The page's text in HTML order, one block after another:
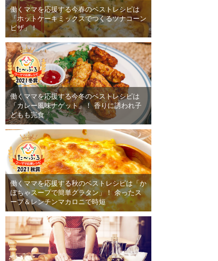
働くママを応援する今春のベストレシピは
「ホットケーキミックスでつくるツナコーン
ピザ」！
働くママを応援する今冬のベストレシピは
「カレー風味ナゲット」！ 香りに誘われ子
どもも完食
働くママを応援する秋のベストレシピは「か
ぼちゃスープで簡単グラタン」！ 余ったス
ープ＆レンチンマカロニで時短